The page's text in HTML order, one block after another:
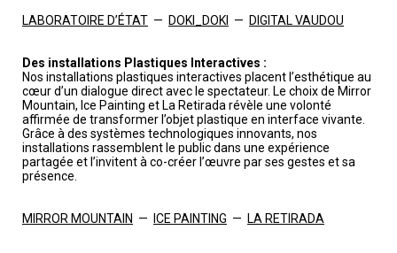
LABORATOIRE D’ÉTAT — DOKI_DOKI — DIGITAL VAUDOU
Des installations Plastiques Interactives :
Nos installations plastiques interactives placent l’esthétique au
cœur d’un dialogue direct avec le spectateur. Le choix de Mirror
Mountain, Ice Painting et La Retirada révèle une volonté
affirmée de transformer l’objet plastique en interface vivante.
Grâce à des systèmes technologiques innovants, nos
installations rassemblent le public dans une expérience
partagée et l’invitent à co-créer l’œuvre par ses gestes et sa
présence.
MIRROR MOUNTAIN — ICE PAINTING — LA RETIRADA